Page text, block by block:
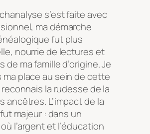
s’est faite avec
ma démarche
fut plus
nourrie de lectures et
de ma famille d’origine. Je
ma place au sein de cette
la rudesse de la
ancêtres. L’impact de la
majeur : dans un
l’argent et l’éducation